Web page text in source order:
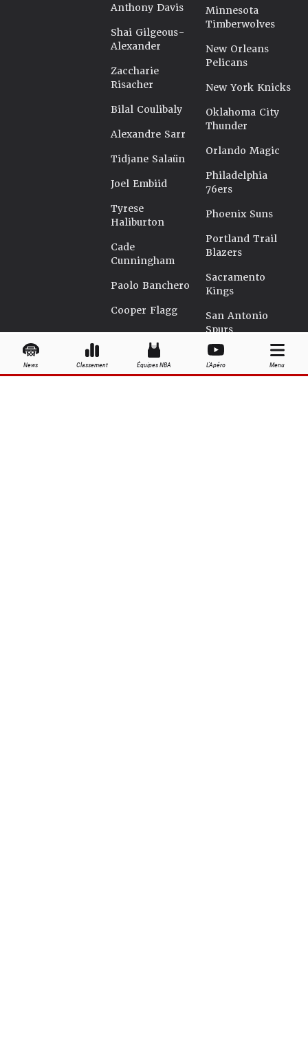
News Classement Équipes NBA L'Apéro Menu
Anthony Davis
Shai Gilgeous-
Alexander
Zaccharie
Risacher
Bilal Coulibaly
Alexandre Sarr
Tidjane Salaün
Joel Embiid
Tyrese
Haliburton
Cade
Cunningham
Paolo Banchero
Cooper Flagg
Minnesota
Timberwolves
New Orleans
Pelicans
New York Knicks
Oklahoma City
Thunder
Orlando Magic
Philadelphia
76ers
Phoenix Suns
Portland Trail
Blazers
Sacramento
Kings
San Antonio
Spurs
Seattle
Supersonics